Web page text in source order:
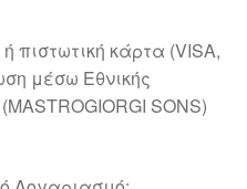
πιστωτική κάρτα (VISA,
μέσω Εθνικής
SONS)